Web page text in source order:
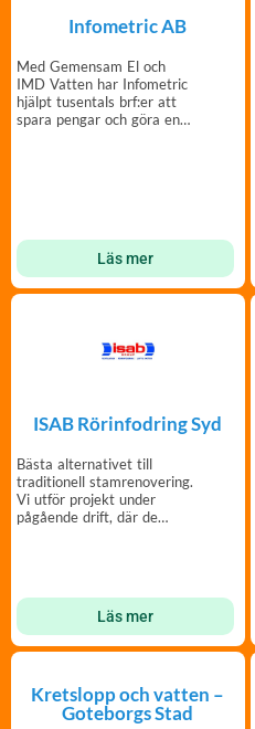
Infometric AB
Med Gemensam El och
IMD Vatten har Infometric
hjälpt tusentals brf:er att
spara pengar och göra en
Läs mer
ISAB Rörinfodring Syd
Bästa alternativet till
traditionell stamrenovering.
Vi utför projekt under
pågående drift, där de
Läs mer
Kretslopp och vatten –
Goteborgs Stad